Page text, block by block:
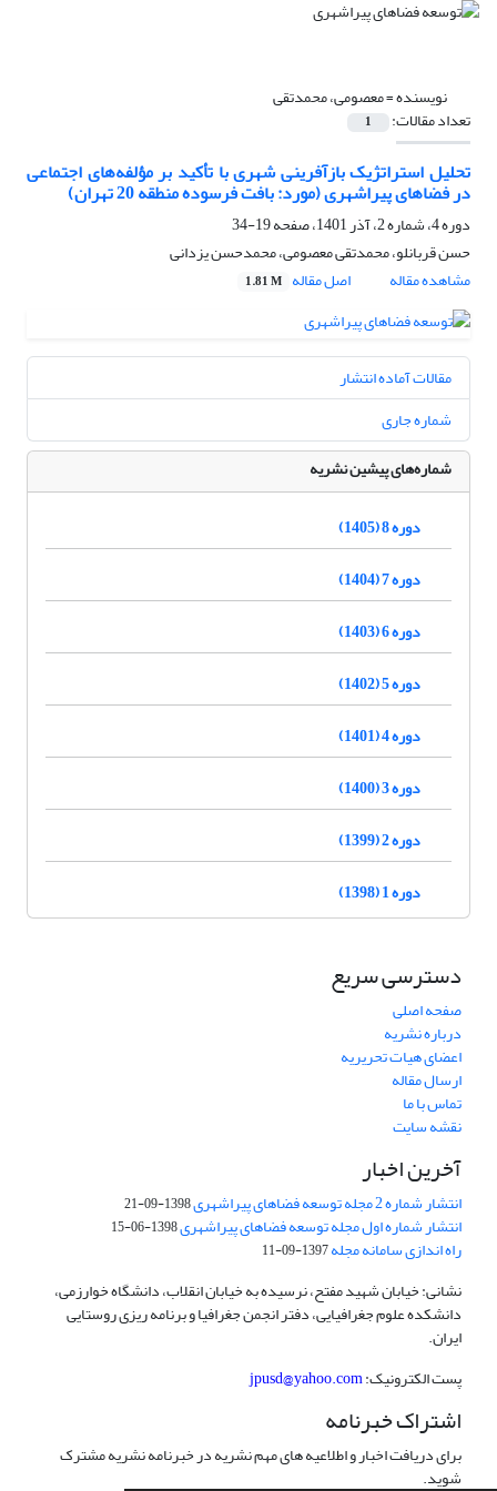
نویسنده =معصومی، محمدتقی
تعداد مقالات: 1
تحلیل استراتژیک بازآفرینی شهری با تأکید بر مؤلفه‌های اجتماعی
در فضاهای پیراشهری (مورد: بافت فرسوده منطقه 20 تهران)
دوره 4، شماره 2، آذر 1401، صفحه
19-34
حسن قربانلو، محمدتقی معصومی، محمدحسن یزدانی
مشاهده مقاله
اصل مقاله 1.81 M
مقالات آماده انتشار
شماره جاری
شماره‌های پیشین نشریه
دوره 8 (1405)
دوره 7 (1404)
دوره 6 (1403)
دوره 5 (1402)
دوره 4 (1401)
دوره 3 (1400)
دوره 2 (1399)
دوره 1 (1398)
دسترسی سریع
صفحه اصلی
درباره نشریه
اعضای هیات تحریریه
ارسال مقاله
تماس با ما
نقشه سایت
آخرین اخبار
انتشار شماره 2 مجله توسعه فضاهای پیراشهری 1398-09-21
انتشار شماره اول مجله توسعه فضاهای پیراشهری1398-06-15
راه اندازی سامانه مجله1397-09-11
نشانی: خیابان شهید مفتح، نرسیده به خیابان انقلاب، دانشگاه خوارزمی،
دانشکده علوم جغرافیایی، دفتر انجمن جغرافیا و برنامه ریزی روستایی
ایران.
پست الکترونیک:jpusd@yahoo.com
اشتراک خبرنامه
برای دریافت اخبار و اطلاعیه های مهم نشریه در خبرنامه نشریه مشترک
شوید.